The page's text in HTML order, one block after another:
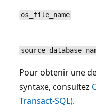
os_file_name
Pour obtenir une
syntaxe, consultez
Transact-SQL).